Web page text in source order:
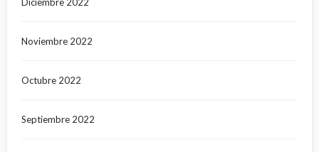
Noviembre 2022
Octubre 2022
Septiembre 2022